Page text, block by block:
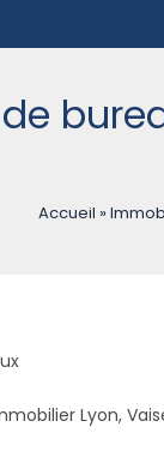
Accueil »
Lyon,